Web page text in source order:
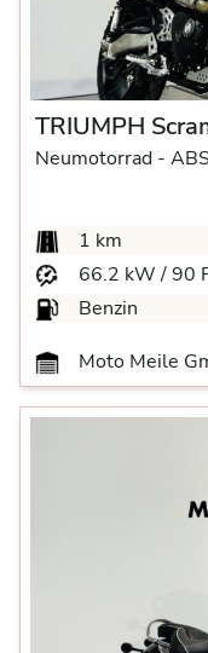
TRIUMPH
Neumotorrad -
1 km
66.2 kW / 90
Benzin
Moto Meile